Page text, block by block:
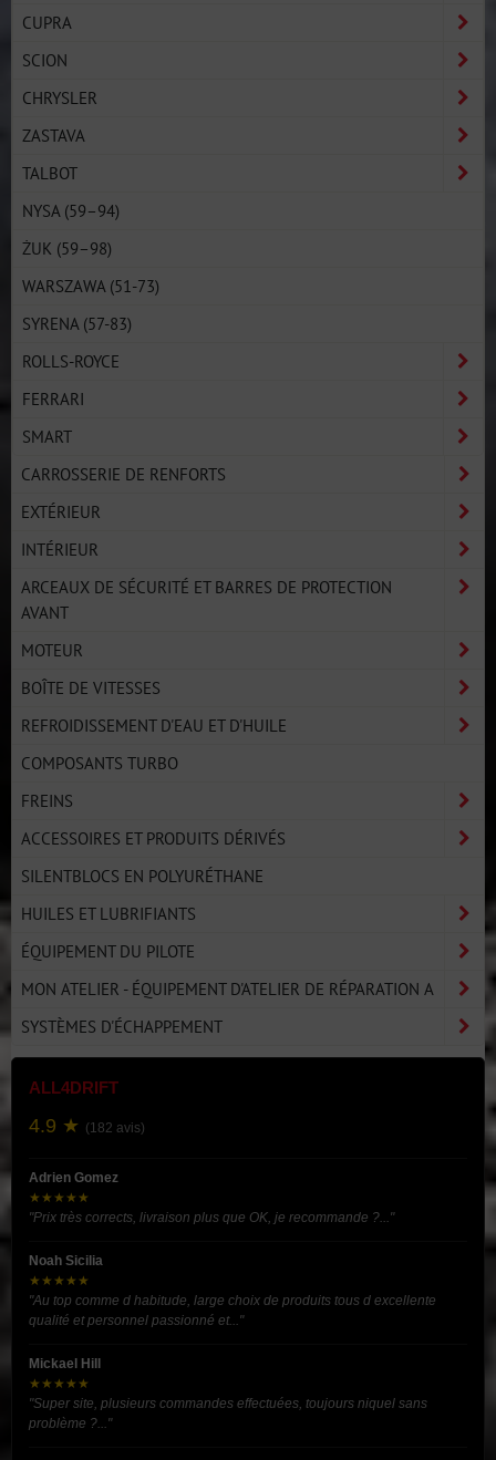
CUPRA
SCION
CHRYSLER
ZASTAVA
TALBOT
NYSA (59–94)
ŻUK (59–98)
WARSZAWA (51-73)
SYRENA (57-83)
ROLLS-ROYCE
FERRARI
SMART
CARROSSERIE DE RENFORTS
EXTÉRIEUR
INTÉRIEUR
ARCEAUX DE SÉCURITÉ ET BARRES DE PROTECTION
AVANT
MOTEUR
BOÎTE DE VITESSES
REFROIDISSEMENT D'EAU ET D'HUILE
COMPOSANTS TURBO
FREINS
ACCESSOIRES ET PRODUITS DÉRIVÉS
SILENTBLOCS EN POLYURÉTHANE
HUILES ET LUBRIFIANTS
ÉQUIPEMENT DU PILOTE
MON ATELIER - ÉQUIPEMENT D'ATELIER DE RÉPARATION A
SYSTÈMES D'ÉCHAPPEMENT
ALL4DRIFT
4.9 ★ (182 avis)
Adrien Gomez
★★★★★
"Prix très corrects, livraison plus que OK, je recommande ?..."
Noah Sicilia
★★★★★
"Au top comme d habitude, large choix de produits tous d excellente
qualité et personnel passionné et..."
Mickael Hill
★★★★★
"Super site, plusieurs commandes effectuées, toujours niquel sans
problème ?..."